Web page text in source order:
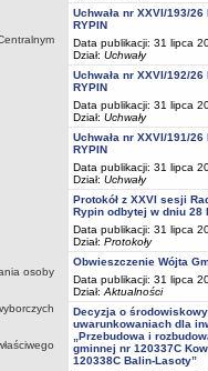
osoby
Uchwała nr XXVI/193/26
RYPIN
Data publikacji: 31 lipca
Dział: Uchwały
Uchwała nr XXVI/192/26
RYPIN
Data publikacji: 31 lipca
Dział: Uchwały
Uchwała nr XXVI/191/26
RYPIN
Data publikacji: 31 lipca
Dział: Uchwały
Protokół z XXVI sesji
Rypin odbytej w dniu 28
Data publikacji: 31 lipca
Dział: Protokoły
Obwieszczenie Wójta
Data publikacji: 31 lipca
Dział: Aktualności
Decyzja o
uwarunkowaniach dla
„Przebudowa i
gminnej nr 120337C
120338C Balin-Lasoty”